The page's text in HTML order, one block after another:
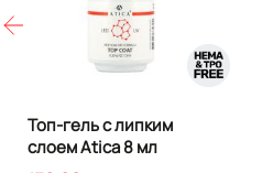
Топ-гель с липким
слоем Atica 8 мл